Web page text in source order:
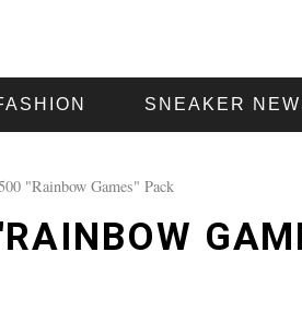
SNEAKER
"Rainbow Games" Pack